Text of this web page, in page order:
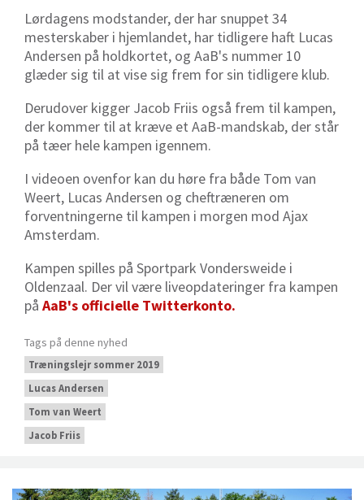
Lørdagens modstander, der har snuppet 34
mesterskaber i hjemlandet, har tidligere haft Lucas
Andersen på holdkortet, og AaB's nummer 10
glæder sig til at vise sig frem for sin tidligere klub.
Derudover kigger Jacob Friis også frem til kampen,
der kommer til at kræve et AaB-mandskab, der står
på tæer hele kampen igennem.
I videoen ovenfor kan du høre fra både Tom van
Weert, Lucas Andersen og cheftræneren om
forventningerne til kampen i morgen mod Ajax
Amsterdam.
Kampen spilles på Sportpark Vondersweide i
Oldenzaal. Der vil være liveopdateringer fra kampen
på AaB's officielle Twitterkonto.
Tags på denne nyhed
Træningslejr sommer 2019
Lucas Andersen
Tom van Weert
Jacob Friis